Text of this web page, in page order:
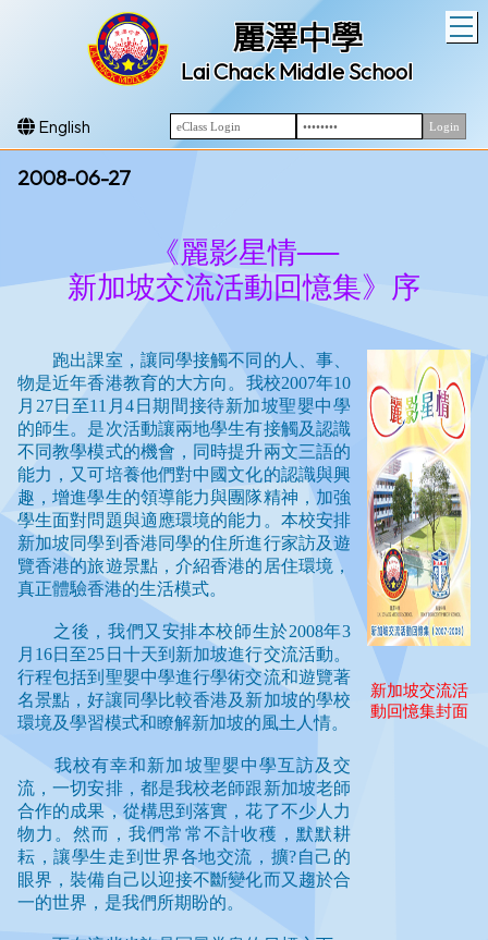
麗澤中學
Lai Chack Middle School
English
2008-06-27